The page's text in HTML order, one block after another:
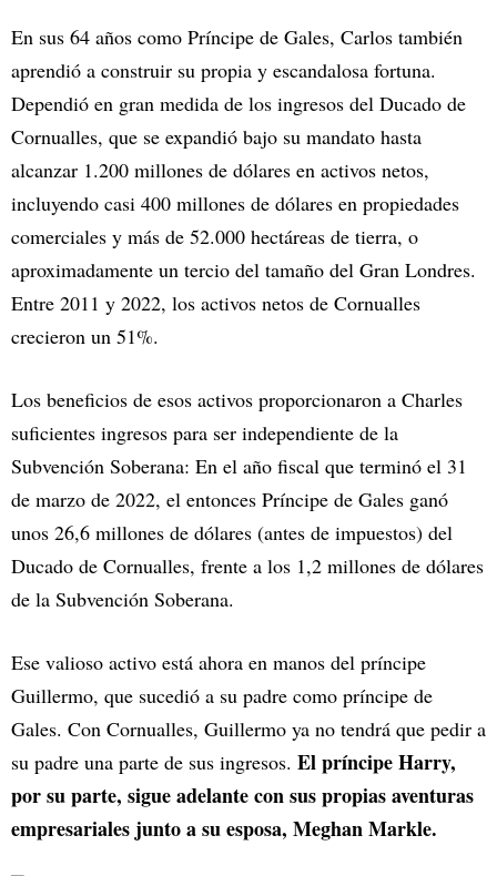
En sus 64 años como Príncipe de Gales, Carlos también
aprendió a construir su propia y escandalosa fortuna.
Dependió en gran medida de los ingresos del Ducado de
Cornualles, que se expandió bajo su mandato hasta
alcanzar 1.200 millones de dólares en activos netos,
incluyendo casi 400 millones de dólares en propiedades
comerciales y más de 52.000 hectáreas de tierra, o
aproximadamente un tercio del tamaño del Gran Londres.
Entre 2011 y 2022, los activos netos de Cornualles
crecieron un 51%.
Los beneficios de esos activos proporcionaron a Charles
suficientes ingresos para ser independiente de la
Subvención Soberana: En el año fiscal que terminó el 31
de marzo de 2022, el entonces Príncipe de Gales ganó
unos 26,6 millones de dólares (antes de impuestos) del
Ducado de Cornualles, frente a los 1,2 millones de dólares
de la Subvención Soberana.
Ese valioso activo está ahora en manos del príncipe
Guillermo, que sucedió a su padre como príncipe de
Gales. Con Cornualles, Guillermo ya no tendrá que pedir a
su padre una parte de sus ingresos. El príncipe Harry,
por su parte, sigue adelante con sus propias aventuras
empresariales junto a su esposa, Meghan Markle.